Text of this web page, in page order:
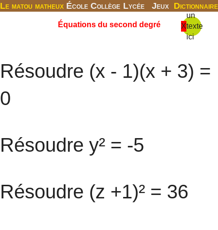
Le matou matheux École Collège Lycée Jeux Dictionnaire
X
un
texte
ici
Équations du second degré
Résoudre (x - 1)(x + 3) =
0
Résoudre y² = -5
Résoudre (z +1)² = 36